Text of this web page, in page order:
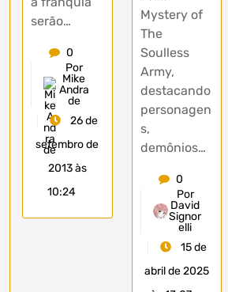
serão…
0
Por
Mike
Andra
de
26 de
setembro de
2013 às
10:24
Mystery of
The
Soulless
Army,
destacando
personagen
s,
demônios…
0
Por
David
Signor
elli
15 de
abril de 2025